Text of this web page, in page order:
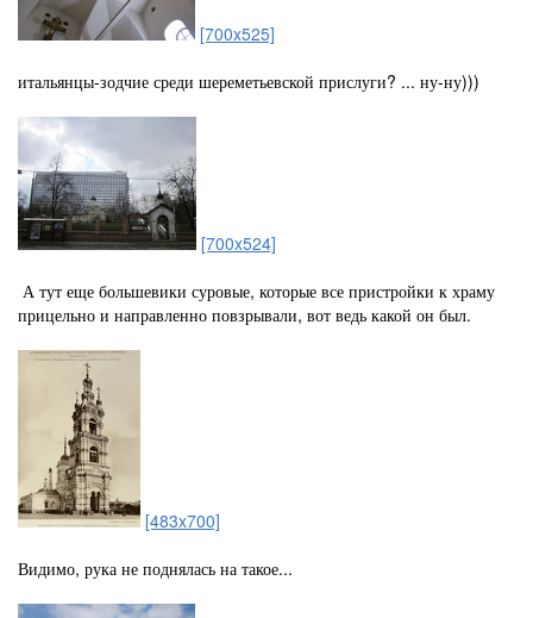
[700x525]
итальянцы-зодчие среди шереметьевской прислуги? ... ну-ну)))
[700x524]
А тут еще большевики суровые, которые все пристройки к храму
прицельно и направленно повзрывали, вот ведь какой он был.
[483x700]
Видимо, рука не поднялась на такое...